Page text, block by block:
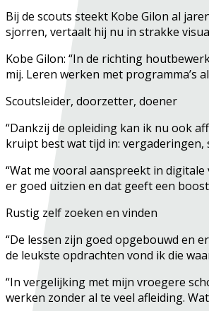
Bij de scouts steekt Kobe Gilon al
sjorren, vertaalt hij nu in strakke
Kobe Gilon: “In de richting
mij. Leren werken met programma’s
Scoutsleider, doorzetter, doener
“Dankzij de opleiding kan ik nu ook
kruipt best wat tijd in: vergaderingen,
“Wat me vooral aanspreekt in
er goed uitzien en dat geeft een
Rustig zelf zoeken en vinden
“De lessen zijn goed opgebouwd en
de leukste opdrachten vond ik die
“In vergelijking met mijn vroegere
werken zonder al te veel afleiding.